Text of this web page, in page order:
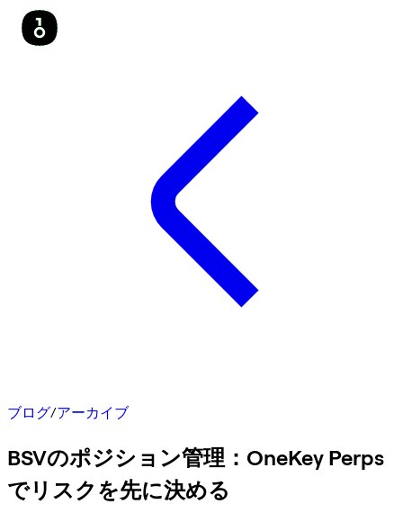
ブログ/アーカイブ
BSVのポジション管理：OneKey Perps
でリスクを先に決める